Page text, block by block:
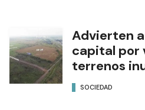
Advierten
capital por
terrenos
SOCIEDAD